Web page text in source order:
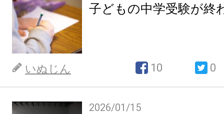
子どもの中学受験が終
いぬじん 10 0
2026/01/15